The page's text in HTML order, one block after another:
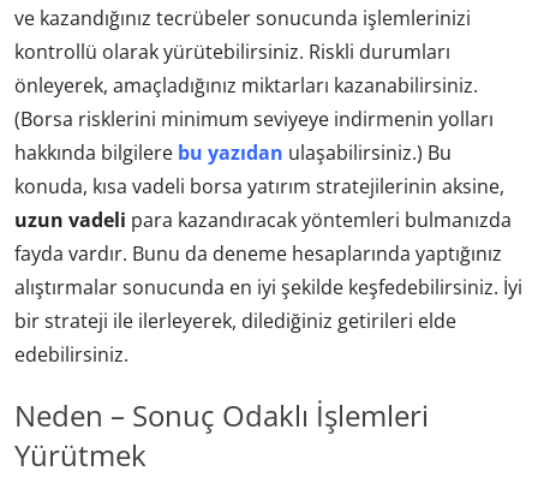
ve kazandığınız tecrübeler sonucunda işlemlerinizi
kontrollü olarak yürütebilirsiniz. Riskli durumları
önleyerek, amaçladığınız miktarları kazanabilirsiniz.
(Borsa risklerini minimum seviyeye indirmenin yolları
hakkında bilgilere bu yazıdan ulaşabilirsiniz.) Bu
konuda, kısa vadeli borsa yatırım stratejilerinin aksine,
uzun vadeli para kazandıracak yöntemleri bulmanızda
fayda vardır. Bunu da deneme hesaplarında yaptığınız
alıştırmalar sonucunda en iyi şekilde keşfedebilirsiniz. İyi
bir strateji ile ilerleyerek, dilediğiniz getirileri elde
edebilirsiniz.
Neden – Sonuç Odaklı İşlemleri
Yürütmek